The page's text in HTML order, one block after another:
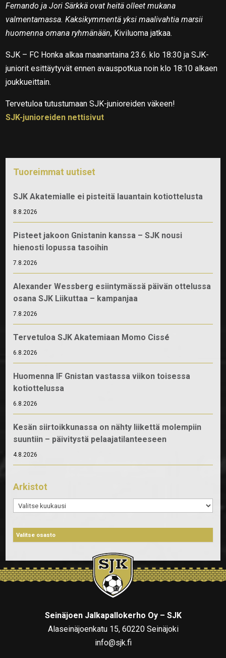
Fernando ja Jori Särkkä ovat heitä olleet mukana
valmentamassa. Kaksikymmentä yksi maalivahtia marsii
huomenna omana ryhmänään, Kiviluoma jatkaa.
SJK – FC Honka alkaa maanantaina 23.6. klo 18:30 ja SJK-
juniorit esittäytyvät ennen avauspotkua noin klo 18:10 alkaen
joukkueittain.
Tervetuloa tutustumaan SJK-junioreiden väkeen!
SJK-junioreiden nettisivut
Tuoreimmat uutiset
SJK Akatemialle ei pisteitä lauantain kotiottelusta
8.8.2026
Pisteet jakoon Gnistanin kanssa – SJK nousi
hienosti lopussa tasoihin
7.8.2026
Alexander Wessberg esiintymässä päivän ottelussa
osana SJK Liikuttaa – kampanjaa
7.8.2026
Tervetuloa SJK Akatemiaan Momo Cissé
6.8.2026
Huomenna IF Gnistan vastassa viikon toisessa
kotiottelussa
6.8.2026
Kesän siirtoikkunassa on nähty liikettä molempiin
suuntiin – päivitystä pelaajatilanteeseen
4.8.2026
Arkistot
Arkistot
Seinäjoen Jalkapallokerho Oy – SJK
Alaseinäjoenkatu 15, 60220 Seinäjoki
info@sjk.fi